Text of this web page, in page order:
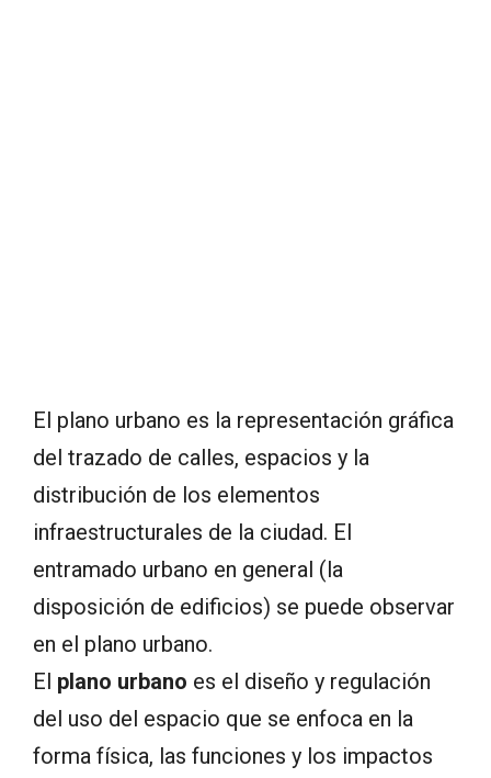
El plano urbano es la representación gráfica
del trazado de calles, espacios y la
distribución de los elementos
infraestructurales de la ciudad. El
entramado urbano en general (la
disposición de edificios) se puede observar
en el plano urbano.
El plano urbano es el diseño y regulación
del uso del espacio que se enfoca en la
forma física, las funciones y los impactos